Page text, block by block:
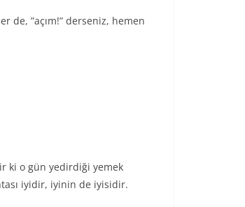
de, ”açım!” derseniz, hemen
ki o gün yedirdiği yemek
iyidir, iyinin de iyisidir.